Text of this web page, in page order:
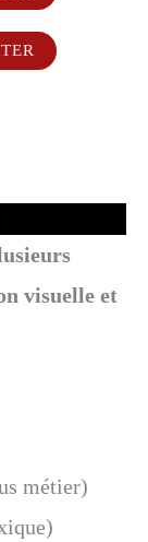
visuelle et
métier)